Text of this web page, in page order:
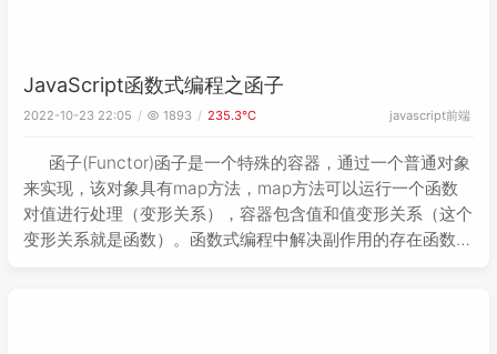
JavaScript函数式编程之函子
2022-10-23 22:05 1893 235.3℃ javascript前端
函子(Functor)函子是一个特殊的容器，通过一个普通对象
来实现，该对象具有map方法，map方法可以运行一个函数
对值进行处理（变形关系），容器包含值和值变形关系（这个
变形关系就是函数）。函数式编程中解决副作用的存在函数式